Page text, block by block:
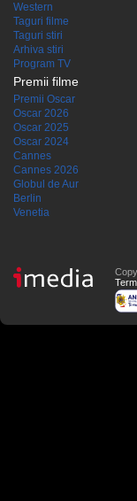
Western
Taguri filme
Taguri stiri
Arhiva stiri
Program TV
Premii filme
Premii Oscar
Oscar 2026
Oscar 2025
Oscar 2024
Cannes
Cannes 2026
Globul de Aur
Berlin
Venetia